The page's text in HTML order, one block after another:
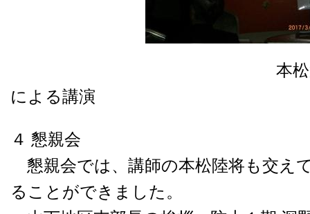
本松第８師団長
による講演
４ 懇親会
懇親会では、講師の本松陸将も交え
ることができました。